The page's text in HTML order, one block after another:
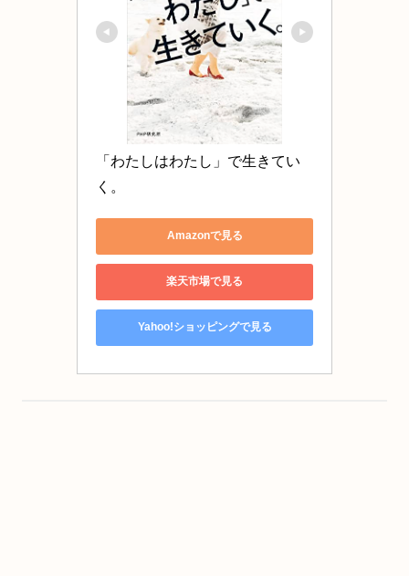
「わたしはわたし」で生きてい
く。
Amazonで見る
楽天市場で見る
Yahoo!ショッピングで見る